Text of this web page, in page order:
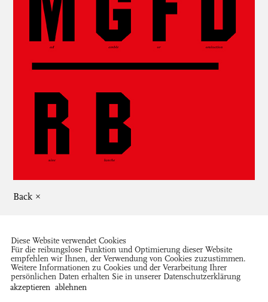
Back ×
Close ×
Diese Website verwendet Cookies
Für die reibungslose Funktion und Optimierung dieser Website
empfehlen wir Ihnen, der Verwendung von Cookies zuzustimmen.
Weitere Informationen zu Cookies und der Verarbeitung Ihrer
persönlichen Daten erhalten Sie in unserer Datenschutzerklärung
akzeptieren ablehnen